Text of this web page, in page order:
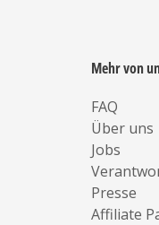
Mehr von
FAQ
Über uns
Jobs
Presse
Affiliate